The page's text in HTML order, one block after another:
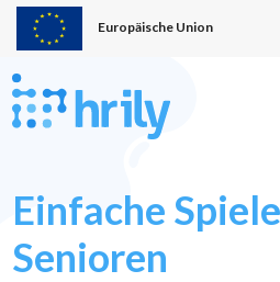
Europäische Union
Einfache
Senioren